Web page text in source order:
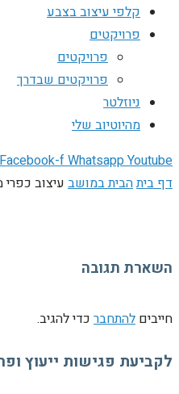
קלפי עיצוב בצבע
פרויקטים
פרויקטים
פרויקטים שבדרך
ניוזלטר
מהיוטיוב שלי
Facebook-fWhatsappYoutube
דף ביתהבית במושב עיצוב כפרי
השארת תגובה
חייבים להתחבר כדי להגיב.
לקביעת פגישות ייעוץ